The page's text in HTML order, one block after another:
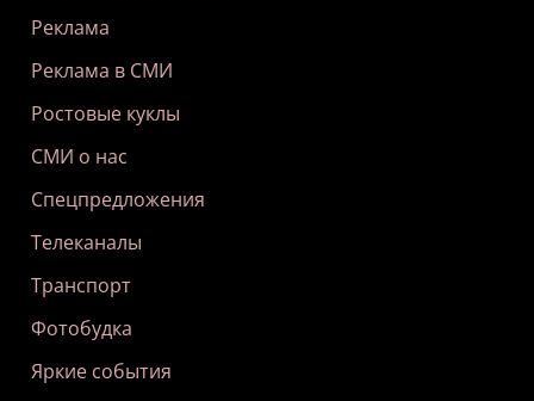
Реклама
Реклама в СМИ
Ростовые куклы
СМИ о нас
Спецпредложения
Телеканалы
Транспорт
Фотобудка
Яркие события